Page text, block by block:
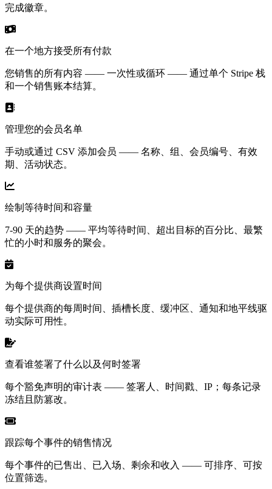
完成徽章。
在一个地方接受所有付款
您销售的所有内容 —— 一次性或循环 —— 通过单个 Stripe 栈
和一个销售账本结算。
管理您的会员名单
手动或通过 CSV 添加会员 —— 名称、组、会员编号、有效
期、活动状态。
绘制等待时间和容量
7-90 天的趋势 —— 平均等待时间、超出目标的百分比、最繁
忙的小时和服务的聚会。
为每个提供商设置时间
每个提供商的每周时间、插槽长度、缓冲区、通知和地平线驱
动实际可用性。
查看谁签署了什么以及何时签署
每个豁免声明的审计表 —— 签署人、时间戳、IP；每条记录
冻结且防篡改。
跟踪每个事件的销售情况
每个事件的已售出、已入场、剩余和收入 —— 可排序、可按
位置筛选。